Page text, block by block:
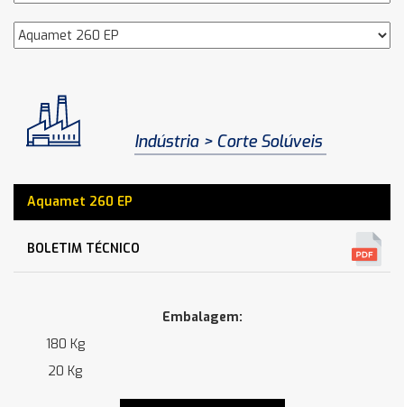
Indústria Corte Solúveis
Aquamet 260 EP
BOLETIM TÉCNICO
Embalagem:
180 Kg
20 Kg